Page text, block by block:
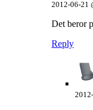
2012-06-21
Det beror
Reply